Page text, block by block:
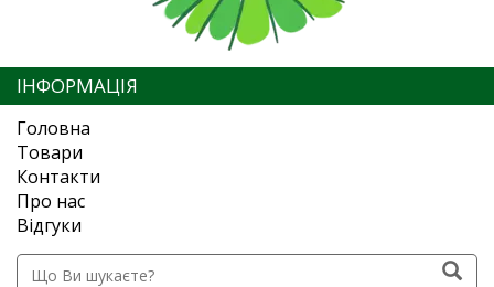
ІНФОРМАЦІЯ
Головна
Товари
Контакти
Про нас
Відгуки